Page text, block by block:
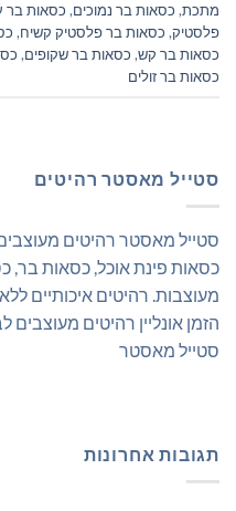
מתכת, כסאות בר נמוכים, כסאות בר
פלסטיק, כסאות בר פלסטיק קשיח,
כסאות בר קש, כסאות בר שקופים,
כסאות בר זולים
סטייל מאסטר רהיטים
סטייל מאסטר רהיטים
כסאות פינת אוכל, כסאות בר,
מעוצבות. רהיטים איכותיים
הזמן אונליין רהיטים
סטייל מאסטר
תגובות אחרונות